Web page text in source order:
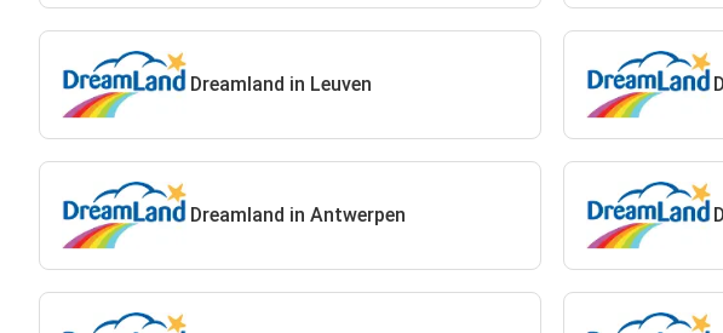
Dreamland in Leuven
Dreamland in Antwerpen